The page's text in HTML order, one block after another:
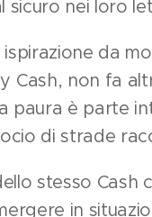
sicuro nei loro
da
Cash, non fa
paura è parte
di strade
stesso Cash
in